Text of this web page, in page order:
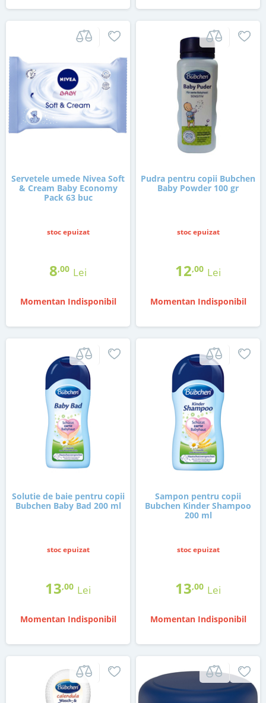
Servetele umede Nivea Soft
& Cream Baby Economy
Pack 63 buc
stoc epuizat
8,00 Lei
Momentan Indisponibil
Pudra pentru copii Bubchen
Baby Powder 100 gr
stoc epuizat
12,00 Lei
Momentan Indisponibil
Solutie de baie pentru copii
Bubchen Baby Bad 200 ml
stoc epuizat
13,00 Lei
Momentan Indisponibil
Sampon pentru copii
Bubchen Kinder Shampoo
200 ml
stoc epuizat
13,00 Lei
Momentan Indisponibil